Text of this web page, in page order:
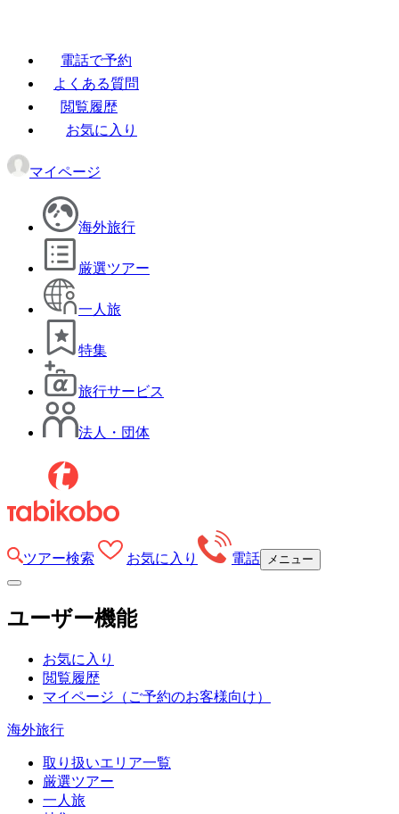
電話で予約
よくある質問
閲覧履歴
お気に入り
マイページ
海外旅行
厳選ツアー
一人旅
特集
旅行サービス
法人・団体
ツアー検索 お気に入り 電話 メニュー
ユーザー機能
お気に入り
閲覧履歴
マイページ （ご予約のお客様向け）
海外旅行
取り扱いエリア一覧
厳選ツアー
一人旅